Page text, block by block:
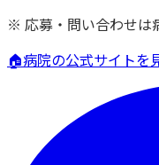
※ 応募・問い合わせは
🏠病院の公式サイトを